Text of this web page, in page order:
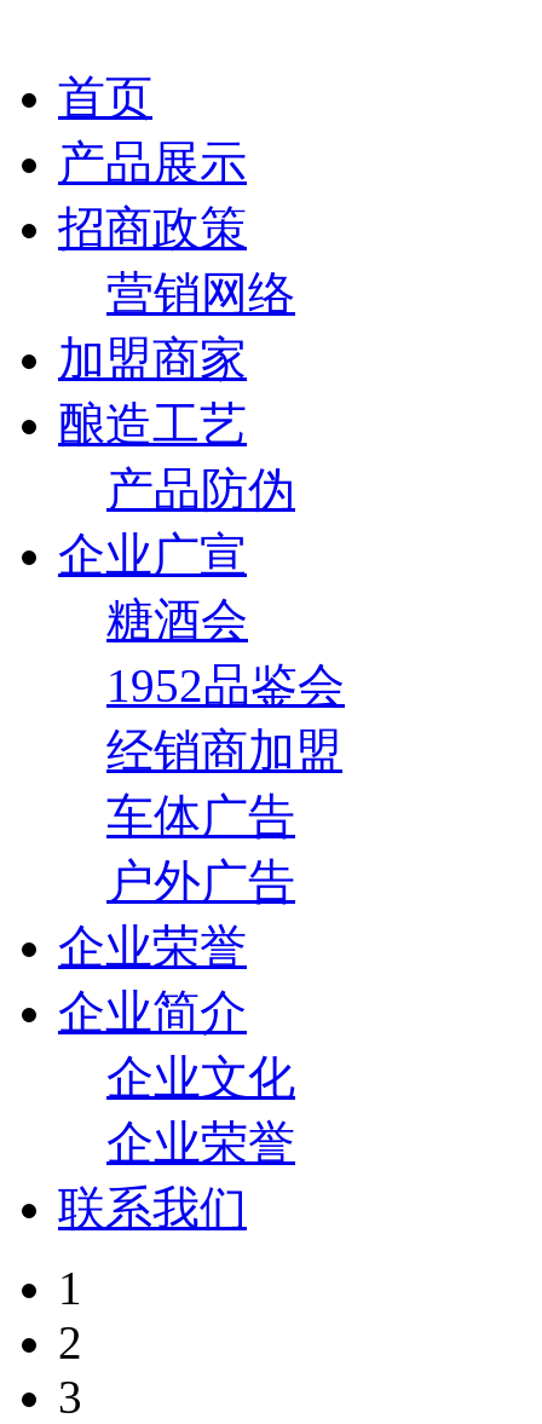
首页
产品展示
招商政策
营销网络
加盟商家
酿造工艺
产品防伪
企业广宣
糖酒会
1952品鉴会
经销商加盟
车体广告
户外广告
企业荣誉
企业简介
企业文化
企业荣誉
联系我们
1
2
3